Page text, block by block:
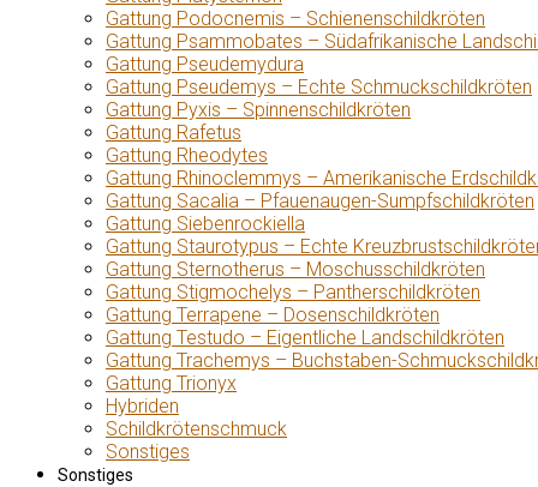
Gattung Podocnemis – Schienenschildkröten
Gattung Psammobates – Südafrikanische
Gattung Pseudemydura
Gattung Pseudemys – Echte Schmuckschildkröten
Gattung Pyxis – Spinnenschildkröten
Gattung Rafetus
Gattung Rheodytes
Gattung Rhinoclemmys – Amerikanische
Gattung Sacalia – Pfauenaugen-Sumpfschildkröten
Gattung Siebenrockiella
Gattung Staurotypus – Echte
Gattung Sternotherus – Moschusschildkröten
Gattung Stigmochelys – Pantherschildkröten
Gattung Terrapene – Dosenschildkröten
Gattung Testudo – Eigentliche Landschildkröten
Gattung Trachemys – Buchstaben-
Gattung Trionyx
Hybriden
Schildkrötenschmuck
Sonstiges
Sonstiges